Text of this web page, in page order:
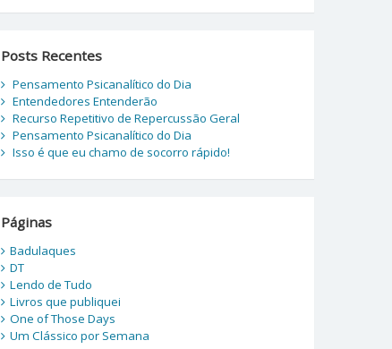
Posts Recentes
Pensamento Psicanalítico do Dia
Entendedores Entenderão
Recurso Repetitivo de Repercussão Geral
Pensamento Psicanalítico do Dia
Isso é que eu chamo de socorro rápido!
Páginas
Badulaques
DT
Lendo de Tudo
Livros que publiquei
One of Those Days
Um Clássico por Semana